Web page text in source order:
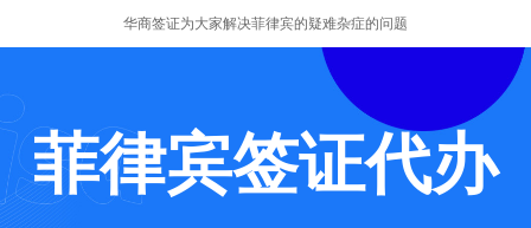
华商签证为大家解决菲律宾的疑难杂症的问题
菲律宾签证代办